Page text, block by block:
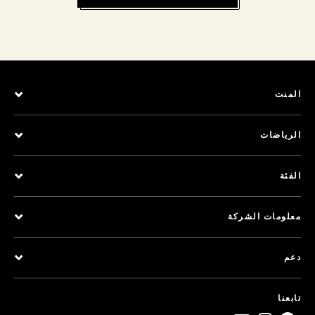
المنت
الرياضات
الفئة
معلومات الشركة
دعم
تابعنا